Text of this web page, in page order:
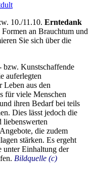
10./11.10. Erntedank
an Brauchtum und
Sie sich über die
bzw. Kunstschaffende
auferlegten
Leben aus den
für viele Menschen
ihren Bedarf bei teils
Dies lässt jedoch die
liebenswerten
die zudem
stärken. Es ergeht
unter Einhaltung der
Bildquelle (c)